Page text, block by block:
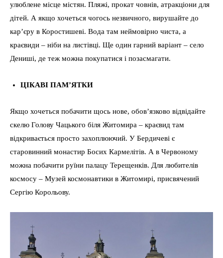
улюблене місце містян. Пляжі, прокат човнів, атракціони для
дітей. А якщо хочеться чогось незвичного, вирушайте до
кар’єру в Коростишеві. Вода там неймовірно чиста, а
краєвиди – ніби на листівці. Ще один гарний варіант – село
Дениші, де теж можна покупатися і позасмагати.
ЦІКАВІ ПАМ’ЯТКИ
Якщо хочеться побачити щось нове, обов’язково відвідайте
скелю Голову Чацького біля Житомира – краєвид там
відкривається просто захоплюючий. У Бердичеві є
старовинний монастир Босих Кармелітів. А в Червоному
можна побачити руїни палацу Терещенків. Для любителів
космосу – Музей космонавтики в Житомирі, присвячений
Сергію Корольову.